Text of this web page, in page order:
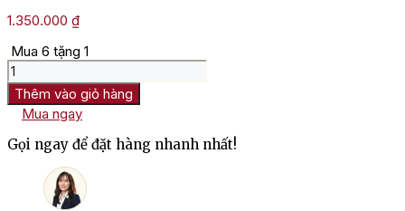
1.350.000 ₫
Mua 6 tặng 1
Rượu
Vang
Ý
Priscus
Primitivo
Di
Manduria
Thêm vào giỏ hàng
Mua ngay
Gọi ngay để đặt hàng nhanh nhất!